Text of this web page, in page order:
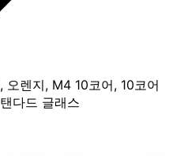
렌지, M4 10코어, 10코어
다드 글래스